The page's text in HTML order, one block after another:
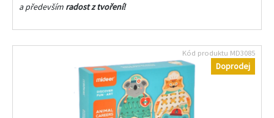
a především radost z tvoření!
Doprodej
Kód produktu MD3085